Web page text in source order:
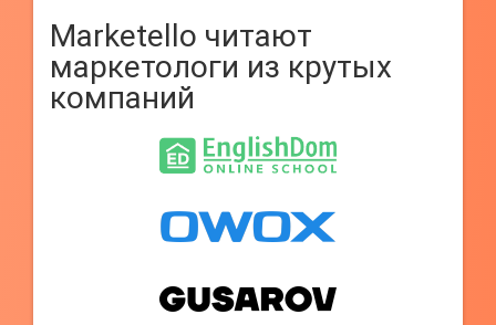
Marketello читают
маркетологи из крутых
компаний